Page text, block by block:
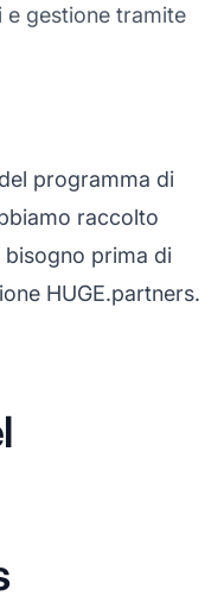
e gestione tramite
programma di
raccolto
prima di
HUGE.partners.